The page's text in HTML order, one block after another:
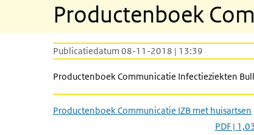
Productenboek
Publicatiedatum 08-11-2018 | 13:39
Productenboek Communicatie Infectieziekten
Productenboek Communicatie IZB met huisartsen
PDF |